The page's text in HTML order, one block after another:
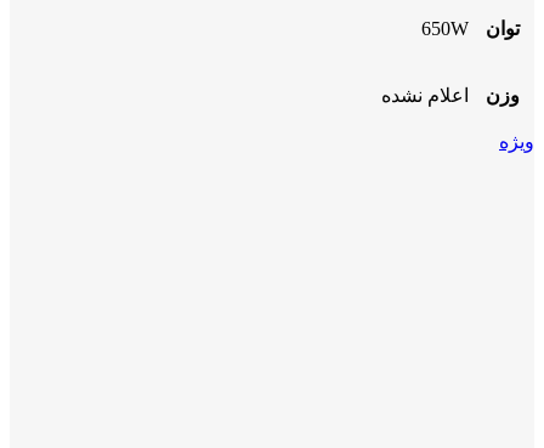
توان 650W
وزن اعلام نشده
ویژه